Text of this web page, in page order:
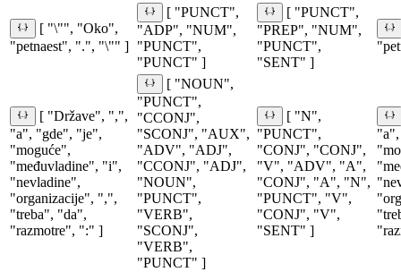
[ "\"", "Oko",
"petnaest", ".", "\"" ]
[ "PUNCT",
"ADP", "NUM",
"PUNCT",
"PUNCT" ]
[ "PUNCT",
"PREP", "NUM",
"PUNCT",
"SENT" ]
[ "Države", ",",
"a", "gde", "je",
"moguće",
"međuvladine", "i",
"nevladine",
"organizacije", ",",
"treba", "da",
"razmotre", ":" ]
[ "NOUN",
"PUNCT",
"CCONJ",
"SCONJ", "AUX",
"ADV", "ADJ",
"CCONJ", "ADJ",
"NOUN",
"PUNCT",
"VERB",
"SCONJ",
"VERB",
"PUNCT" ]
[ "N",
"PUNCT",
"CONJ", "CONJ",
"V", "ADV", "A",
"CONJ", "A", "N",
"PUNCT", "V",
"CONJ", "V",
"SENT" ]